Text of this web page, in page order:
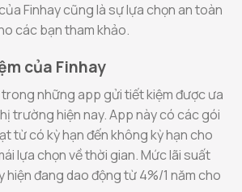
Finhay cũng là sự lựa chọn an toàn
các bạn tham khảo.
của Finhay
những app gửi tiết kiệm được ưa
trường hiện nay. App này có các gói
từ có kỳ hạn đến không kỳ hạn cho
lựa chọn về thời gian. Mức lãi suất
hiện đang dao động từ 4%/1 năm cho